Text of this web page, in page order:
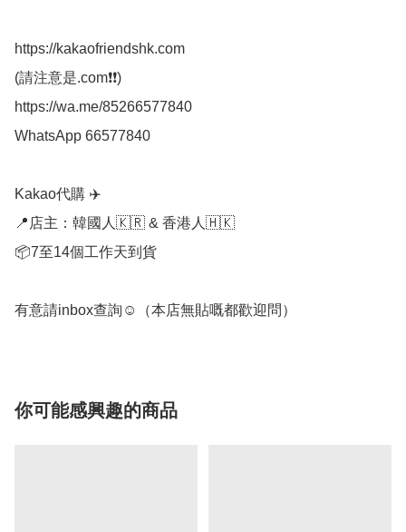
https://kakaofriendshk.com
(請注意是.com❗❗)
https://wa.me/85266577840
WhatsApp 66577840
Kakao代購 ✈️
📍店主：韓國人🇰🇷 & 香港人🇭🇰
📦7至14個工作天到貨
有意請inbox查詢☺️（本店無貼嘅都歡迎問）
你可能感興趣的商品